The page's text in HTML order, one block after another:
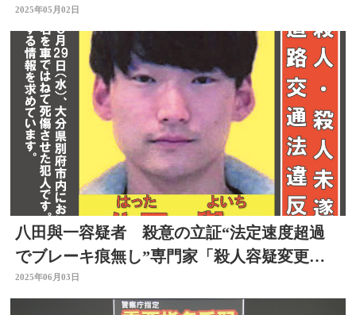
点） 大分
2025年05月02日
八田與一容疑者 殺意の立証“法定速度超過
でブレーキ痕無し”専門家「殺人容疑変更は
メッセージ」大分
2025年06月03日